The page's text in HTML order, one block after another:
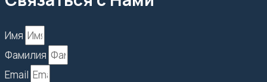
Имя
Фамилия
Email